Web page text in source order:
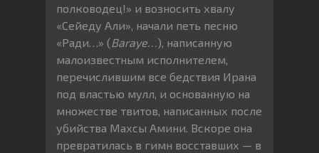
полководец!» и возносить хвалу
«Сейеду Али», начали петь песню
«Ради…» (Baraye…), написанную
малоизвестным исполнителем,
перечислившим все бедствия Ирана
под властью мулл, и основанную на
множестве твитов, написанных после
убийства Махсы Амини. Вскоре она
превратилась в гимн восставших — в